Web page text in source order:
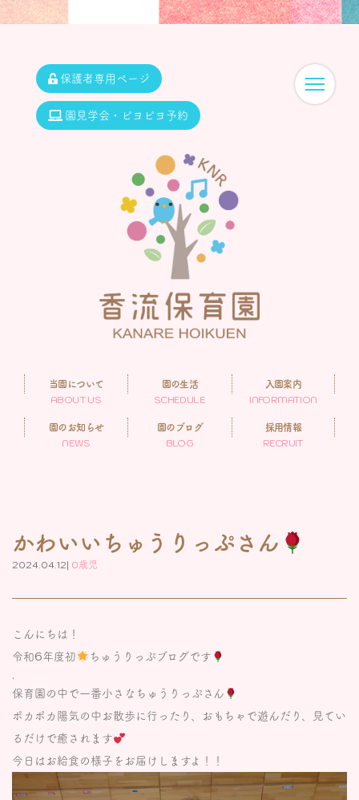
保護者専用ページ
園見学会・ピヨピヨ予約
当園について
ABOUT US
園の生活
SCHEDULE
入園案内
INFORMATION
園のお知らせ
NEWS
園のブログ
BLOG
採用情報
RECRUIT
かわいいちゅうりっぷさん
2024.04.12| 0歳児
こんにちは！
令和6年度初
ちゅうりっぷブログです
.
保育園の中で一番小さなちゅうりっぷさん
ポカポカ陽気の中お散歩に行ったり、おもちゃで遊んだり、見てい
るだけで癒されます
今日はお給食の様子をお届けしますよ！！